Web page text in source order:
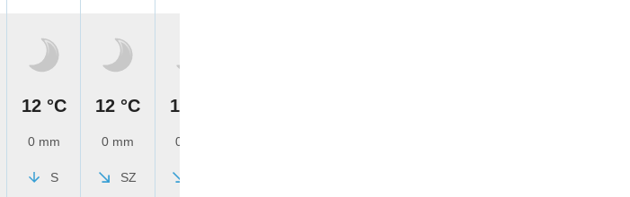
12 °C
0 mm
S
12 °C
0 mm
SZ
11 °C
0 mm